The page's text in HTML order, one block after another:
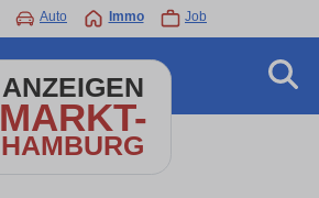
Auto Immo Job
ANZEIGEN
MARKT-
HAMBURG